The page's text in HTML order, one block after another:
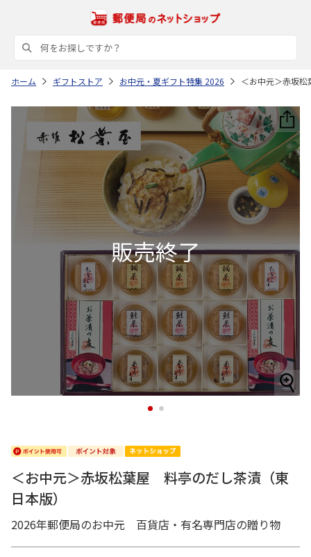
ホーム ギフトストア お中元・夏ギフト特集 2026 ＜お中元＞赤坂
1 2
＜お中元＞赤坂松葉屋 料亭のだし茶漬（東
日本版）
2026年郵便局のお中元 百貨店・有名専門店の贈り物